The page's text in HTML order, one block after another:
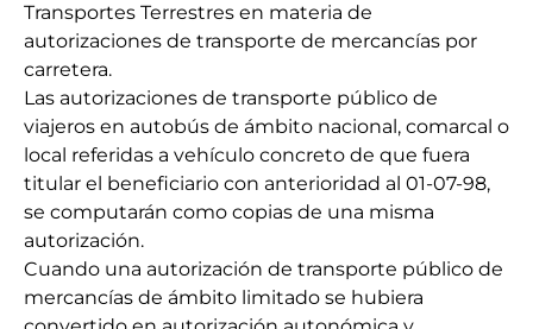
Transportes Terrestres en materia de
autorizaciones de transporte de mercancías por
carretera.
Las autorizaciones de transporte público de
viajeros en autobús de ámbito nacional, comarcal o
local referidas a vehículo concreto de que fuera
titular el beneficiario con anterioridad al 01-07-98,
se computarán como copias de una misma
autorización.
Cuando una autorización de transporte público de
mercancías de ámbito limitado se hubiera